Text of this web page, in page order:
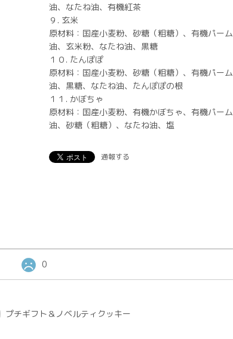
油、なたね油、有機紅茶
９. 玄米
原材料：国産小麦粉、砂糖（粗糖）、有機パーム
油、玄米粉、なたね油、黒糖
１０. たんぽぽ
原材料：国産小麦粉、砂糖（粗糖）、有機パーム
油、黒糖、なたね油、たんぽぽの根
１１. かぼちゃ
原材料：国産小麦粉、有機かぼちゃ、有機パーム
油、砂糖（粗糖）、なたね油、塩
通報する
0
プチギフト＆ノベルティクッキー